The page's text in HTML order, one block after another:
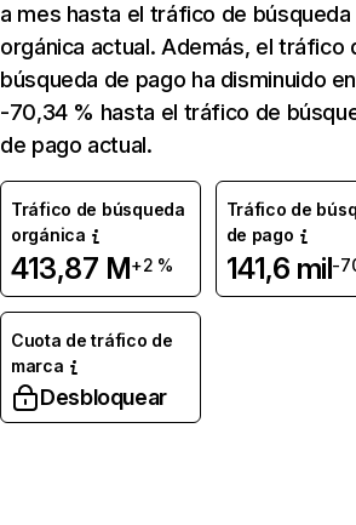
a mes hasta el tráfico de búsqueda
orgánica actual. Además, el tráfico
búsqueda de pago ha disminuido en
-70,34 % hasta el tráfico de
de pago actual.
Tráfico de búsqueda
orgánica
413,87 M+2 %
Tráfico de
de pago
141,6 mil-
Cuota de tráfico de
marca
Desbloquear